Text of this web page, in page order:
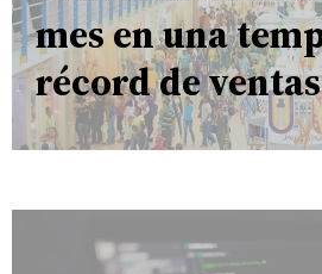
mes en una
récord de ventas